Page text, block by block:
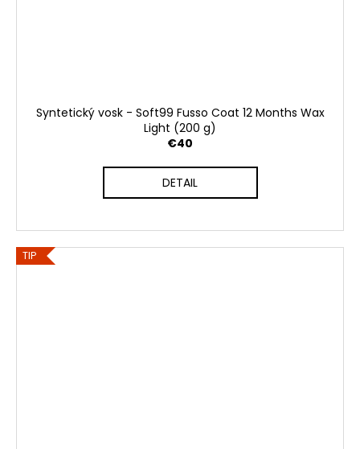
Syntetický vosk - Soft99 Fusso Coat 12 Months Wax
Light (200 g)
€40
DETAIL
TIP